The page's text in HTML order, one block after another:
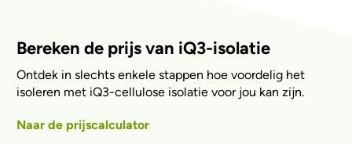
Bereken de prijs van iQ3-isolatie
Ontdek in slechts enkele stappen hoe voordelig het
isoleren met iQ3-cellulose isolatie voor jou kan zijn.
Naar de prijscalculator